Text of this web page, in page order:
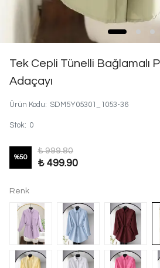
Tek Cepli Tünelli Bağlamalı
Adaçayı
Ürün Kodu: SDM5Y05301_1053-36
Stok: 0
%50
₺ 999.80
₺ 499.90
Renk